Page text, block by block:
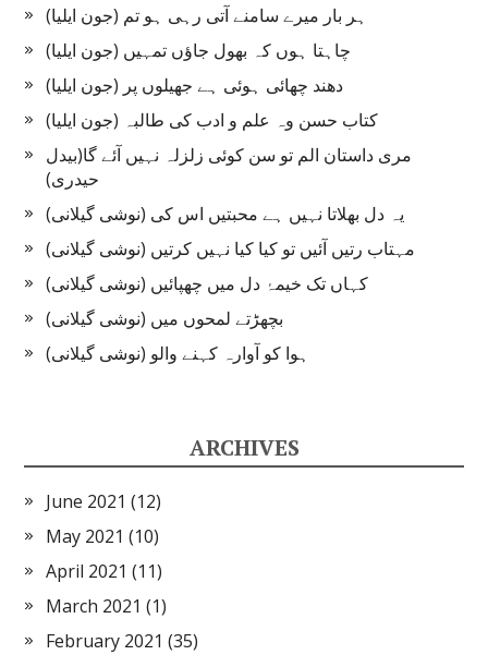
ہر بار میرے سامنے آتی رہی ہو تم (جون ایلیا)
چاہتا ہوں کہ بھول جاؤں تمہیں (جون ایلیا)
دھند چھائی ہوئی ہے جھیلوں پر (جون ایلیا)
کتاب حسن وہ علم و ادب کی طالبہ (جون ایلیا)
مری داستان الم تو سن کوئی زلزلہ نہیں آئے گا(بیدل
حیدری)
یہ دل بھلاتا نہیں ہے محبتیں اس کی (نوشی گیلانی)
مہتاب رتیں آئیں تو کیا کیا نہیں کرتیں (نوشی گیلانی)
کہاں تک خیمۂ دل میں چھپائیں (نوشی گیلانی)
بچھڑتے لمحوں میں (نوشی گیلانی)
ہوا کو آوارہ کہنے والو (نوشی گیلانی)
ARCHIVES
June 2021 (12)
May 2021 (10)
April 2021 (11)
March 2021 (1)
February 2021 (35)